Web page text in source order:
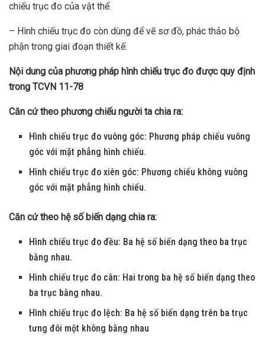
chiếu trục đo của vật thể.
– Hình chiếu trục đo còn dùng để vẽ sơ đồ, phác thảo bộ
phận trong giai đoạn thiết kế.
Nội dung của phương pháp hình chiếu trục đo được quy định
trong TCVN 11-78
Căn cứ theo phương chiếu người ta chia ra:
Hình chiếu trục đo vuông góc: Phương pháp chiếu vuông
góc với mặt phẳng hình chiếu.
Hình chiếu trục đo xiên góc: Phương chiếu không vuông
góc với mặt phẳng hình chiếu.
Căn cứ theo hệ số biến dạng chia ra:
Hình chiếu trục đo đều: Ba hệ số biến dạng theo ba trục
bằng nhau.
Hình chiếu trục đo cân: Hai trong ba hệ số biến dạng theo
ba trục bằng nhau.
Hình chiếu trục đo lệch: Ba hệ số biến dạng trên ba trục
tưng đôi một không bằng nhau